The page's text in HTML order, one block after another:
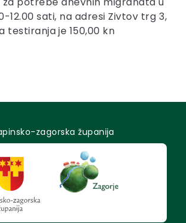
12.00 sati, na adresi Zivtov trg 3,
testiranja je 150,00 kn
zagorska županija